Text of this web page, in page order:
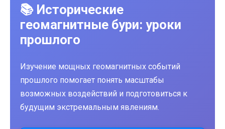
📚 Исторические
геомагнитные бури: уроки
прошлого
Изучение мощных геомагнитных событий
прошлого помогает понять масштабы
возможных воздействий и подготовиться к
будущим экстремальным явлениям.